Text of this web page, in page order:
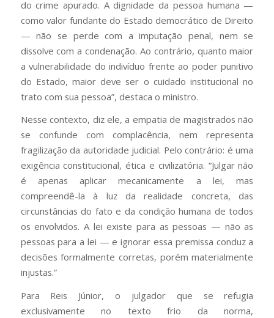
do crime apurado. A dignidade da pessoa humana —
como valor fundante do Estado democrático de Direito
— não se perde com a imputação penal, nem se
dissolve com a condenação. Ao contrário, quanto maior
a vulnerabilidade do indivíduo frente ao poder punitivo
do Estado, maior deve ser o cuidado institucional no
trato com sua pessoa”, destaca o ministro.
Nesse contexto, diz ele, a empatia de magistrados não
se confunde com complacência, nem representa
fragilização da autoridade judicial. Pelo contrário: é uma
exigência constitucional, ética e civilizatória. “Julgar não
é apenas aplicar mecanicamente a lei, mas
compreendê-la à luz da realidade concreta, das
circunstâncias do fato e da condição humana de todos
os envolvidos. A lei existe para as pessoas — não as
pessoas para a lei — e ignorar essa premissa conduz a
decisões formalmente corretas, porém materialmente
injustas.”
Para Reis Júnior, o julgador que se refugia
exclusivamente no texto frio da norma,